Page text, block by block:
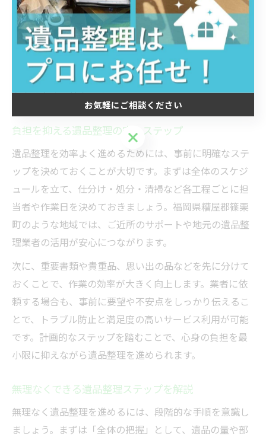
また、作業日を一度にまとめるのではなく、数日に分け
て進めることも心身への負担を和らげるポイントです。
整理中は適度に休憩を取り、思い出話をしながら品物を
仕分けることで、気持ちの整理も自然と進みます。無理
をしすぎず、自分のペースで進めることが、心身の健康
を守るための基本です。
負担を抑える遺品整理の安心ステップ
遺品整理を効率よく進めるためには、事前に明確なステ
ップを決めておくことが大切です。まずは全体のスケジ
ュールを立て、仕分け・処分・清掃など各工程ごとに担
当者や作業日を決めておきましょう。福岡県糟屋郡篠栗
町のような地域では、ご近所のサポートや地元の遺品整
理業者の活用が安心につながります。
次に、重要書類や貴重品、思い出の品などを先に分けて
おくことで、作業の効率が大きく向上します。業者に依
頼する場合も、事前に要望や不安点をしっかり伝えるこ
とで、トラブル防止と満足度の高いサービス利用が可能
です。計画的なステップを踏むことで、心身の負担を最
小限に抑えながら遺品整理を進められます。
無理なくできる遺品整理ステップを解説
無理なく遺品整理を進めるには、段階的な手順を意識し
ましょう。まずは「全体の把握」として、遺品の量や部
お気軽にご相談ください
お気軽にご相談ください